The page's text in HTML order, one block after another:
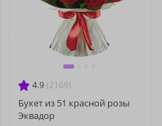
4.9 (2169)
Букет из 51 красной розы
Эквадор